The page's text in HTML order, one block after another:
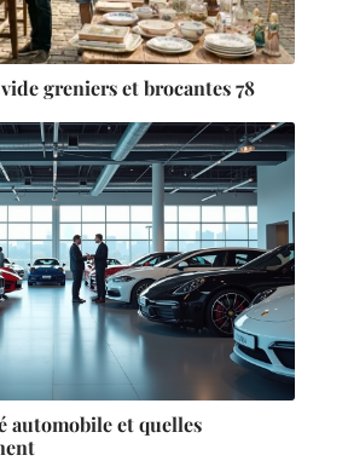
greniers et brocantes 78
automobile et quelles